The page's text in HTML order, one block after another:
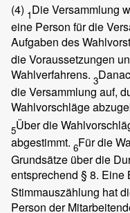
(4) 1Die Versammlung
eine Person für die
Aufgaben des
die Voraussetzungen
Wahlverfahrens. 3
die Versammlung auf,
Wahlvorschläge
5Über die
abgestimmt. 6Für die
Grundsätze über die
entsprechend § 8. Eine
Stimmauszählung hat
Person der